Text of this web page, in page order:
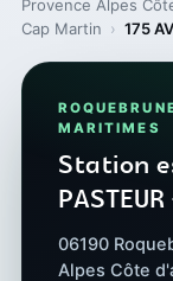
Provence Alpes
Cap Martin › 175
MARITIMES
Station
06190
Alpes Côte